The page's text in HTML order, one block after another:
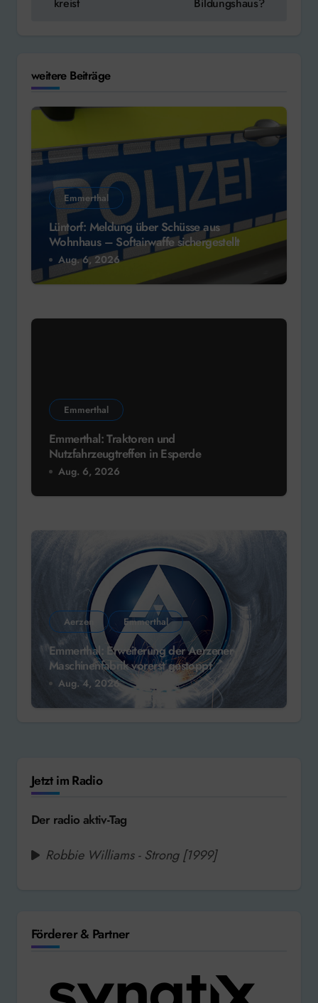
kreist Bildungshaus?
weitere Beiträge
Emmerthal
Lüntorf: Meldung über Schüsse aus
Wohnhaus – Softairwaffe sichergestellt
Aug. 6, 2026
Emmerthal
Emmerthal: Traktoren und
Nutzfahrzeugtreffen in Esperde
Aug. 6, 2026
Aerzen Emmerthal
Emmerthal: Erweiterung der Aerzener
Maschinenfabrik vorerst gestoppt
Aug. 4, 2026
Jetzt im Radio
Der radio aktiv-Tag
Robbie Williams - Strong [1999]
Förderer & Partner